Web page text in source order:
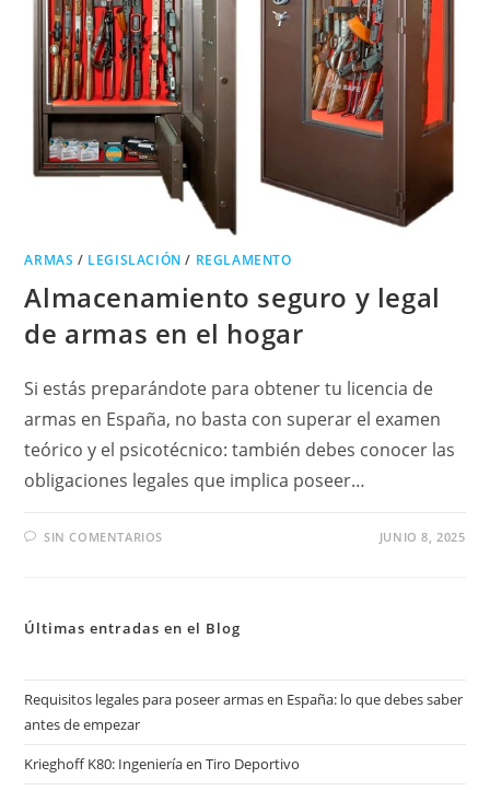
ARMAS / LEGISLACIÓN / REGLAMENTO
Almacenamiento seguro y legal
de armas en el hogar
Si estás preparándote para obtener tu licencia de
armas en España, no basta con superar el examen
teórico y el psicotécnico: también debes conocer las
obligaciones legales que implica poseer…
SIN COMENTARIOS JUNIO 8, 2025
Últimas entradas en el Blog
Requisitos legales para poseer armas en España: lo que debes saber
antes de empezar
Krieghoff K80: Ingeniería en Tiro Deportivo